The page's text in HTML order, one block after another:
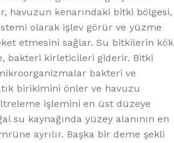
havuzun kenarındaki bitki bölgesi,
olarak işlev görür ve yüzme
etmesini sağlar. Su bitkilerin kök
bakteri kirleticileri giderir. Bitki
bakteri ve
birikimini önler ve havuzu
işlemini en üst düzeye
su kaynağında yüzey alanının en
ayrılır. Başka bir deme şekli